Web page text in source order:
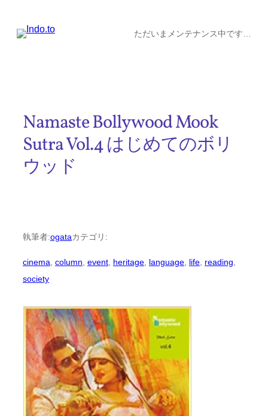
ただいまメンテナンス中です…
Namaste Bollywood Mook
Sutra Vol.4 はじめてのボリ
ウッド
執筆者:ogataカテゴリ:
cinema column event heritage language life reading
society